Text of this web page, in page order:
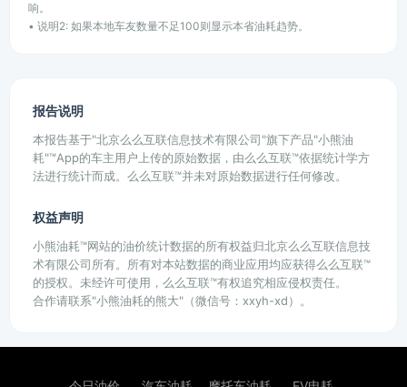
响。
• 说明2: 如果本地车友数量不足100则显示本省油耗趋势。
报告说明
本报告基于"北京么么互联信息技术有限公司"旗下产品"小熊油
耗"™App的车主用户上传的原始数据，由么么互联™依据统计学方
法进行统计而成。么么互联™并未对原始数据进行任何修改。
权益声明
小熊油耗™网站的油价统计数据的所有权益归北京么么互联信息技
术有限公司所有。所有对本站数据的商业应用均应获得么么互联™
的授权。未经许可使用，么么互联™有权追究相应侵权责任。
合作请联系"小熊油耗的熊大"（微信号：xxyh-xd）。